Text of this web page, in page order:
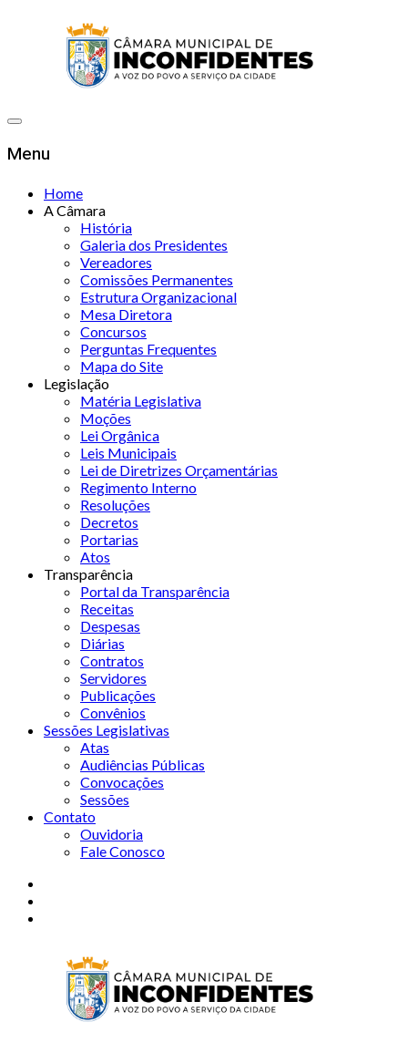
Menu
Home
A Câmara
História
Galeria dos Presidentes
Vereadores
Comissões Permanentes
Estrutura Organizacional
Mesa Diretora
Concursos
Perguntas Frequentes
Mapa do Site
Legislação
Matéria Legislativa
Moções
Lei Orgânica
Leis Municipais
Lei de Diretrizes Orçamentárias
Regimento Interno
Resoluções
Decretos
Portarias
Atos
Transparência
Portal da Transparência
Receitas
Despesas
Diárias
Contratos
Servidores
Publicações
Convênios
Sessões Legislativas
Atas
Audiências Públicas
Convocações
Sessões
Contato
Ouvidoria
Fale Conosco